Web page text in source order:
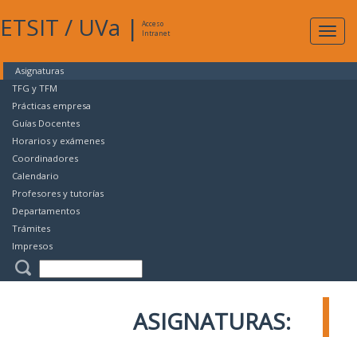
ETSIT / UVa |
Acceso
Intranet
Asignaturas
TFG y TFM
Prácticas empresa
Guías Docentes
Horarios y exámenes
Coordinadores
Calendario
Profesores y tutorías
Departamentos
Trámites
Impresos
ASIGNATURAS: